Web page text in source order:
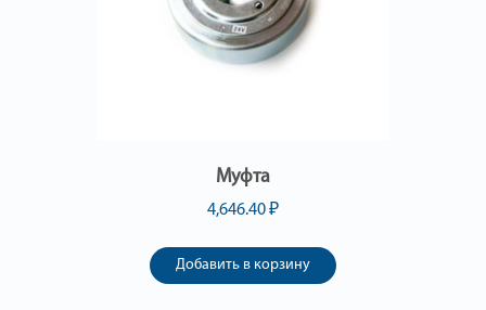
Муфта
4,646.40₽
Добавить в корзину